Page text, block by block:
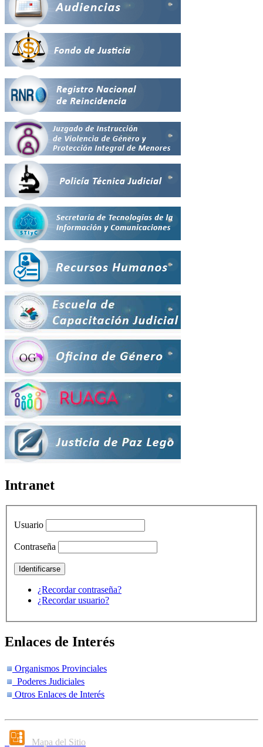
Intranet
Usuario
Contraseña
¿Recordar contraseña?
¿Recordar usuario?
Enlaces de Interés
Organismos Provinciales
Poderes Judiciales
Otros Enlaces de Interés
Mapa del Sitio